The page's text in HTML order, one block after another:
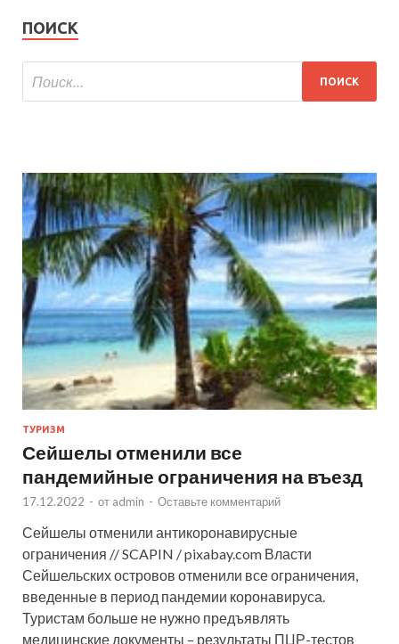
ПОИСК
ТУРИЗМ
Сейшелы отменили все
пандемийные ограничения на въезд
17.12.2022 - от admin - Оставьте комментарий
Сейшелы отменили антикоронавирусные
ограничения // SCAPIN / pixabay.com Власти
Сейшельских островов отменили все ограничения,
введенные в период пандемии коронавируса.
Туристам больше не нужно предъявлять
медицинские документы – результаты ПЦР-тестов